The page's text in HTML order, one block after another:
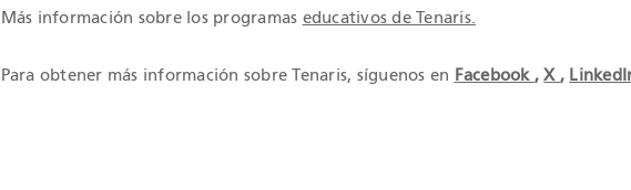
Más información sobre los programas educativos de Tenaris.
Para obtener más información sobre Tenaris, síguenos en Facebook ,X ,